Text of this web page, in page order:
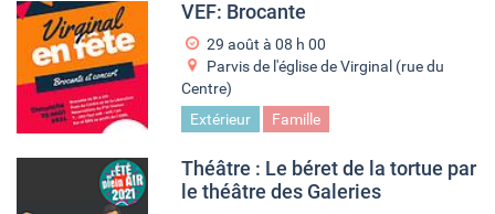
VEF: Brocante
29 août à 08 h 00
Parvis de l'église de Virginal (rue du
Centre)
Extérieur
Famille
Théâtre : Le béret de la tortue par
le théâtre des Galeries